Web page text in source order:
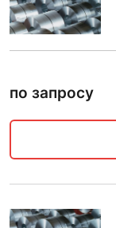
по запросу